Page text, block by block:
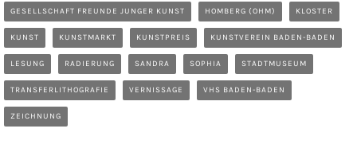
GESELLSCHAFT FREUNDE JUNGER KUNST HOMBERG (OHM) KLOSTER
KUNST KUNSTMARKT KUNSTPREIS KUNSTVEREIN BADEN-BADEN
LESUNG RADIERUNG SANDRA SOPHIA STADTMUSEUM
TRANSFERLITHOGRAFIE VERNISSAGE VHS BADEN-BADEN
ZEICHNUNG